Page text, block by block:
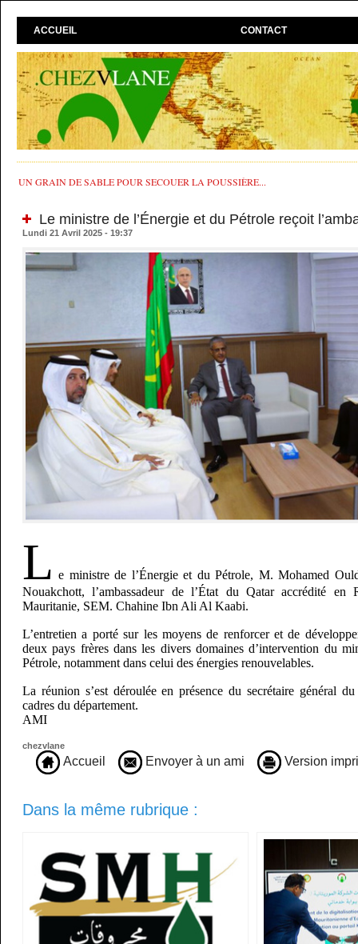
ACCUEIL CONTACT
UN GRAIN DE SABLE POUR SECOUER LA POUSSIÈRE...
Le ministre de l’Énergie et du Pétrole reçoit
Lundi 21 Avril 2025 - 19:37
L e ministre de l’Énergie et du Pétrole, M. Mohamed
Nouakchott, l’ambassadeur de l’État du Qatar accrédité en
Mauritanie, SEM. Chahine Ibn Ali Al Kaabi.
L’entretien a porté sur les moyens de renforcer et de
deux pays frères dans les divers domaines d’intervention du
Pétrole, notamment dans celui des énergies renouvelables.
La réunion s’est déroulée en présence du secrétaire général
cadres du département.
AMI
chezvlane
Accueil Envoyer à un ami Version
Dans la même rubrique :